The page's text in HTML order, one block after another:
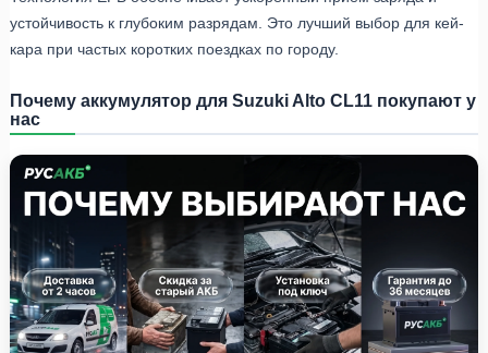
устойчивость к глубоким разрядам. Это лучший выбор для кей-
кара при частых коротких поездках по городу.
Почему аккумулятор для Suzuki Alto CL11 покупают у
нас